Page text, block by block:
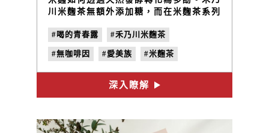
川米麴茶無額外添加糖，而在米麴茶系列
擾睡眠，且可舒緩高壓情緒，陪妳在忙碌
生活中由內而外維持好氣色。
#喝的青春露 #禾乃川米麴茶
#無咖啡因 #愛美族 #米麴茶
深入瞭解